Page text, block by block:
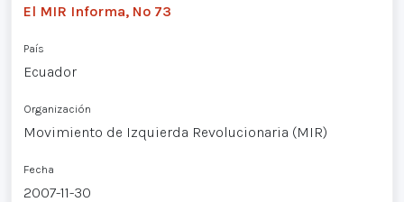
El MIR Informa, Nº 73
País
Ecuador
Organización
Movimiento de Izquierda Revolucionaria (MIR)
Fecha
2007-11-30